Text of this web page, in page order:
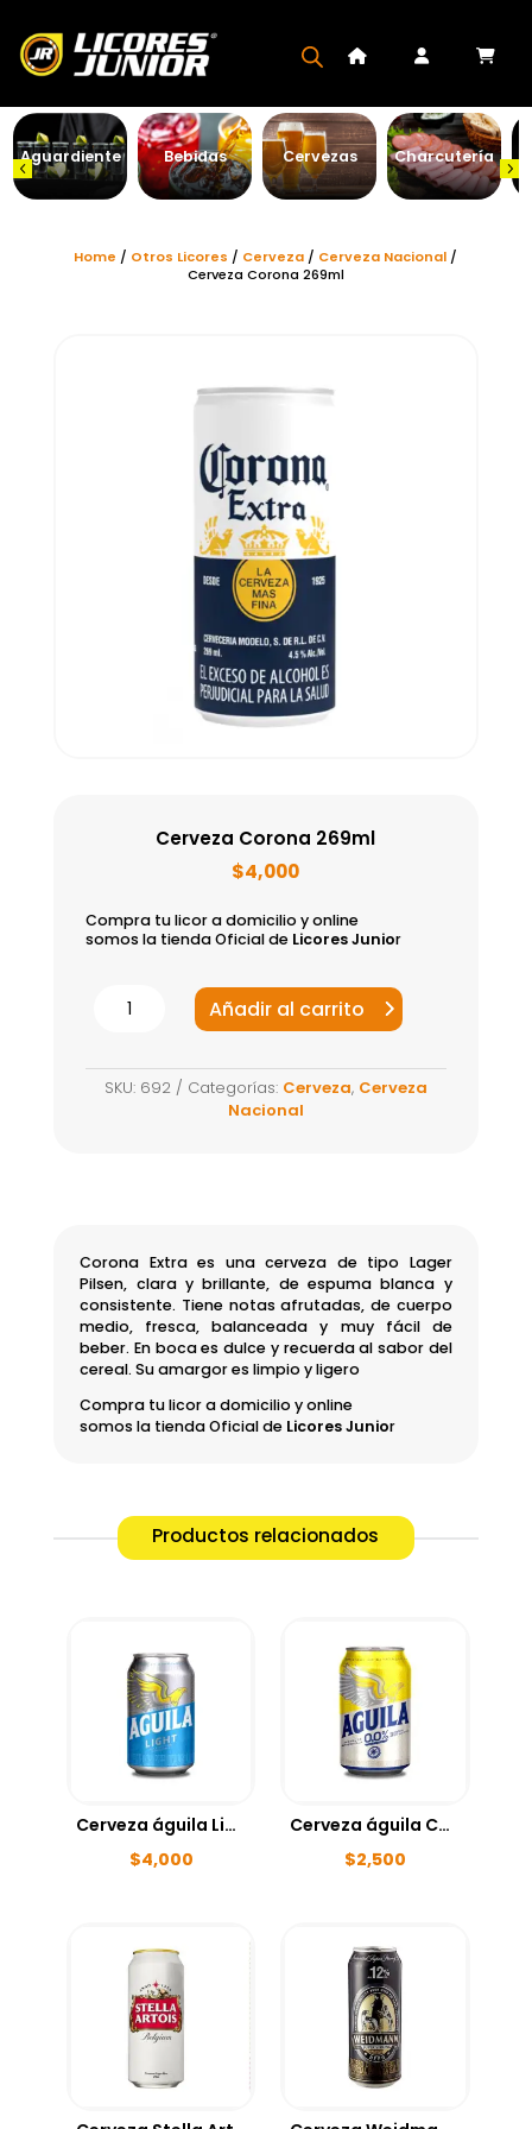
Aguardiente Bebidas Cervezas Charcutería
Home / Otros Licores / Cerveza / Cerveza Nacional /
Cerveza Corona 269ml
Cerveza Corona 269ml
$4,000
Compra tu licor a domicilio y online
somos la tienda Oficial de Licores Junior
Cerveza
269ml
Añadir al carrito
SKU: 692 Categorías: Cerveza, Cerveza
Nacional
Corona Extra es una cerveza de tipo Lager
Pilsen, clara y brillante, de espuma blanca y
consistente. Tiene notas afrutadas, de cuerpo
medio, fresca, balanceada y muy fácil de
beber. En boca es dulce y recuerda al sabor del
cereal. Su amargor es limpio y ligero
Compra tu licor a domicilio y online
somos la tienda Oficial de Licores Junior
Productos relacionados
Cerveza águila Light 330ml UND
$4,000
Cerveza águila Cero 330ml UND
$2,500